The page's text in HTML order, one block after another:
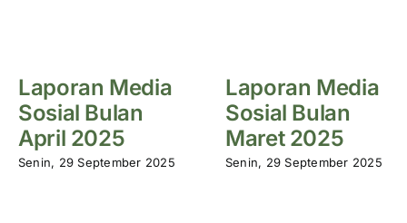
Laporan Media
Sosial Bulan
April 2025
Senin, 29 September 2025
Laporan Media
Sosial Bulan
Maret 2025
Senin, 29 September 2025